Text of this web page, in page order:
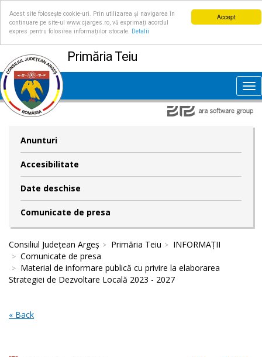
Accept
Acest site folosește cookie-uri. Prin utilizarea și navigarea în
continuare pe site-ul www.cjarges.ro, vă exprimați acordul
expres pentru folosirea informațiilor stocate.
Detalii
Primăria Teiu
Anunturi
Accesibilitate
Date deschise
Comunicate de presa
Consiliul Județean Argeș Primăria Teiu
INFORMAȚII
Comunicate de presa
Material de informare publică cu privire la elaborarea
Strategiei de Dezvoltare Locală 2023 - 2027
« Back